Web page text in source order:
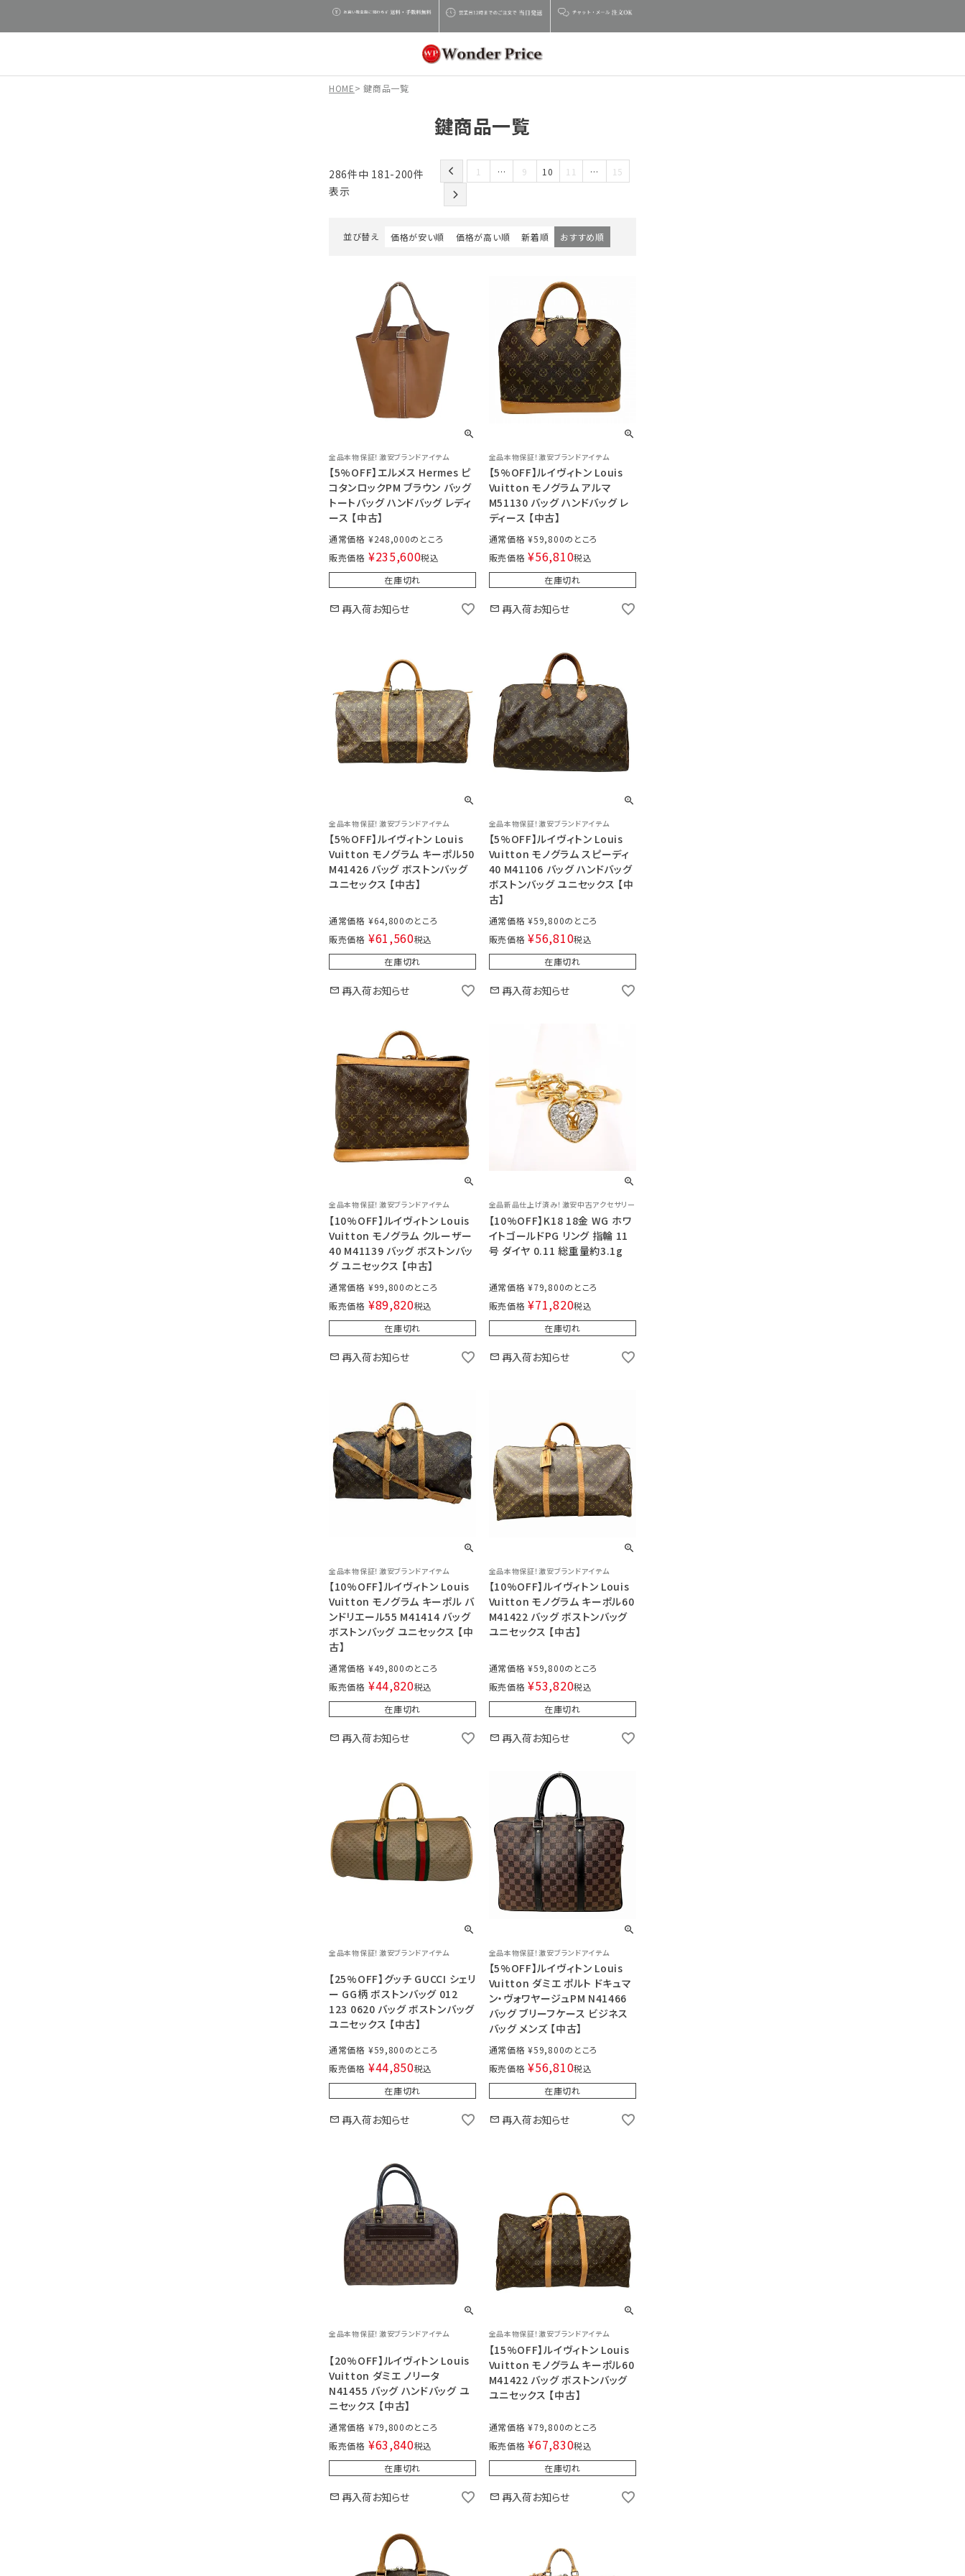
HOME 鍵商品一覧
鍵商品一覧
並び替え 価格が安い順 価格が高い順 新着順 おすすめ順
286件中 181-200件
表示
1 … 9 10 11 … 15
全品本物保証！激安ブランドアイテム
【5%OFF】エルメス Hermes ピ
コタンロックPM ブラウン バッグ
トートバッグ ハンドバッグ レディ
ース 【中古】
通常価格 ¥248,000
販売価格 ¥235,600税込
在庫切れ
再入荷お知らせ
全品本物保証！激安ブランドアイテム
【5%OFF】ルイヴィトン Louis
Vuitton モノグラム アルマ
M51130 バッグ ハンドバッグ レ
ディース 【中古】
通常価格 ¥59,800
販売価格 ¥56,810税込
在庫切れ
再入荷お知らせ
全品本物保証！激安ブランドアイテム
【5%OFF】ルイヴィトン Louis
Vuitton モノグラム キーポル50
M41426 バッグ ボストンバッグ
ユニセックス 【中古】
通常価格 ¥64,800
販売価格 ¥61,560税込
在庫切れ
再入荷お知らせ
全品本物保証！激安ブランドアイテム
【5%OFF】ルイヴィトン Louis
Vuitton モノグラム スピーディ
40 M41106 バッグ ハンドバッグ
ボストンバッグ ユニセックス 【中
古】
通常価格 ¥59,800
販売価格 ¥56,810税込
在庫切れ
再入荷お知らせ
全品本物保証！激安ブランドアイテム
【10%OFF】ルイヴィトン Louis
Vuitton モノグラム クルーザー
40 M41139 バッグ ボストンバッ
グ ユニセックス 【中古】
通常価格 ¥99,800
販売価格 ¥89,820税込
在庫切れ
再入荷お知らせ
全品新品仕上げ済み！激安中古アクセサリー
【10%OFF】K18 18金 WG ホワ
イトゴールドPG リング 指輪 11
号 ダイヤ 0.11 総重量約3.1g
通常価格 ¥79,800
販売価格 ¥71,820税込
在庫切れ
再入荷お知らせ
全品本物保証！激安ブランドアイテム
【10%OFF】ルイヴィトン Louis
Vuitton モノグラム キーポル バ
ンドリエール55 M41414 バッグ
ボストンバッグ ユニセックス 【中
古】
通常価格 ¥49,800
販売価格 ¥44,820税込
在庫切れ
再入荷お知らせ
全品本物保証！激安ブランドアイテム
【10%OFF】ルイヴィトン Louis
Vuitton モノグラム キーポル60
M41422 バッグ ボストンバッグ
ユニセックス 【中古】
通常価格 ¥59,800
販売価格 ¥53,820税込
在庫切れ
再入荷お知らせ
全品本物保証！激安ブランドアイテム
【25%OFF】グッチ GUCCI シェリ
ー GG柄 ボストンバッグ 012
123 0620 バッグ ボストンバッグ
ユニセックス 【中古】
通常価格 ¥59,800
販売価格 ¥44,850税込
在庫切れ
再入荷お知らせ
全品本物保証！激安ブランドアイテム
【5%OFF】ルイヴィトン Louis
Vuitton ダミエ ポルト ドキュマ
ン・ヴォワヤージュPM N41466
バッグ ブリーフケース ビジネス
バッグ メンズ 【中古】
通常価格 ¥59,800
販売価格 ¥56,810税込
在庫切れ
再入荷お知らせ
全品本物保証！激安ブランドアイテム
【20%OFF】ルイヴィトン Louis
Vuitton ダミエ ノリータ
N41455 バッグ ハンドバッグ ユ
ニセックス 【中古】
通常価格 ¥79,800
販売価格 ¥63,840税込
在庫切れ
再入荷お知らせ
全品本物保証！激安ブランドアイテム
【15%OFF】ルイヴィトン Louis
Vuitton モノグラム キーポル60
M41422 バッグ ボストンバッグ
ユニセックス 【中古】
通常価格 ¥79,800
販売価格 ¥67,830税込
在庫切れ
再入荷お知らせ